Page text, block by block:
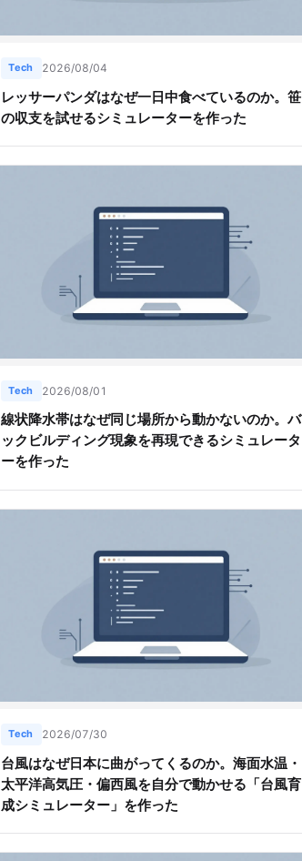
Tech 2026/08/04
レッサーパンダはなぜ一日中食べているのか。笹
の収支を試せるシミュレーターを作った
Tech 2026/08/01
線状降水帯はなぜ同じ場所から動かないのか。バ
ックビルディング現象を再現できるシミュレータ
ーを作った
Tech 2026/07/30
台風はなぜ日本に曲がってくるのか。海面水温・
太平洋高気圧・偏西風を自分で動かせる「台風育
成シミュレーター」を作った